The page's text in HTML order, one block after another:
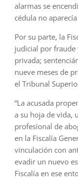
alarmas se
cédula no
Por su parte, la
judicial por fraude
privada;
nueve meses de
el Tribunal
“La acusada
a su hoja de vida,
profesional de
en la Fiscalía
vinculación con
evadir un nuevo
Fiscalía en ese